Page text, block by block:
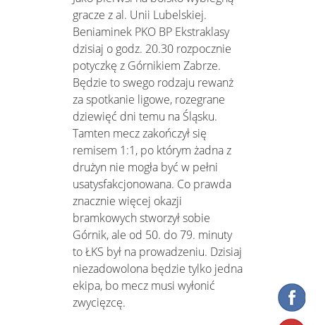
gracze z al. Unii Lubelskiej.
Beniaminek PKO BP Ekstraklasy
dzisiaj o godz. 20.30 rozpocznie
potyczkę z Górnikiem Zabrze.
Będzie to swego rodzaju rewanż
za spotkanie ligowe, rozegrane
dziewięć dni temu na Śląsku.
Tamten mecz zakończył się
remisem 1:1, po którym żadna z
drużyn nie mogła być w pełni
usatysfakcjonowana. Co prawda
znacznie więcej okazji
bramkowych stworzył sobie
Górnik, ale od 50. do 79. minuty
to ŁKS był na prowadzeniu. Dzisiaj
niezadowolona będzie tylko jedna
ekipa, bo mecz musi wyłonić
zwycięzcę.